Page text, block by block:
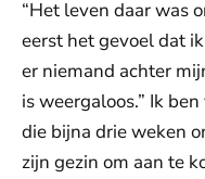
“Het leven daar was
eerst het gevoel dat
er niemand achter
is weergaloos.” Ik
die bijna drie weken
zijn gezin om aan te